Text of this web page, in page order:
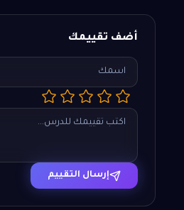
أضف تقييمك
إرسال التقييم